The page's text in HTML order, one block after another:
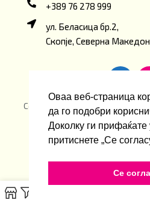
+389 76 278 999
ул. Беласица бр.2,
Скопје, Северна
Copyright ©2026 Emi ShoeStore.
Brandlab
Оваа веб-страница
да го подобри
Доколку ги прифаќате
притиснете „Се
Се